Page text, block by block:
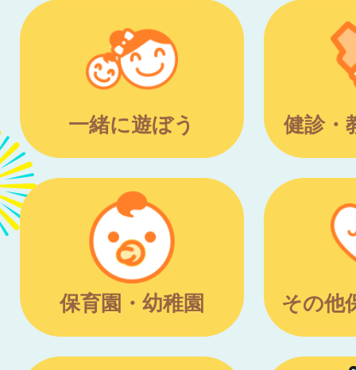
一緒に遊ぼう 健診・
保育園・幼稚園 その他